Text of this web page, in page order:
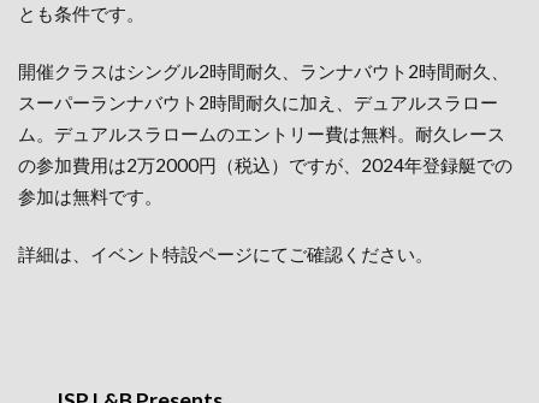
とも条件です。
開催クラスはシングル2時間耐久、ランナバウト2時間耐久、
スーパーランナバウト2時間耐久に加え、デュアルスラロー
ム。デュアルスラロームのエントリー費は無料。耐久レース
の参加費用は2万2000円（税込）ですが、2024年登録艇での
参加は無料です。
詳細は、イベント特設ページにてご確認ください。